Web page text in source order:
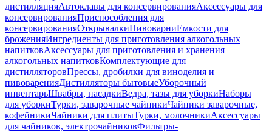
дистилляцияАвтоклавы для консервированияАксессуары для
консервированияПриспособления для
консервированияОткрывалкиПивоварниЕмкости для
броженияИнгредиенты для приготовления алкогольных
напитковАксессуары для приготовления и хранения
алкогольных напитковКомплектующие для
дистилляторовПрессы, дробилки для виноделия и
пивоваренияДистилляторы бытовыеУборочный
инвентарьШвабры, насадкиВедра, тазы для уборкиНаборы
для уборкиТурки, заварочные чайникиЧайники заварочные,
кофейникиЧайники для плитыТурки, молочникиАксессуары
для чайников, электрочайниковФильтры-